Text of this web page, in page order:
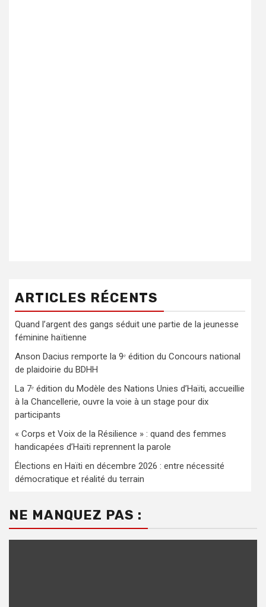
ARTICLES RÉCENTS
Quand l’argent des gangs séduit une partie de la jeunesse
féminine haïtienne
Anson Dacius remporte la 9ᵉ édition du Concours national
de plaidoirie du BDHH
La 7ᵉ édition du Modèle des Nations Unies d’Haïti, accueillie
à la Chancellerie, ouvre la voie à un stage pour dix
participants
« Corps et Voix de la Résilience » : quand des femmes
handicapées d’Haïti reprennent la parole
Élections en Haïti en décembre 2026 : entre nécessité
démocratique et réalité du terrain
NE MANQUEZ PAS :